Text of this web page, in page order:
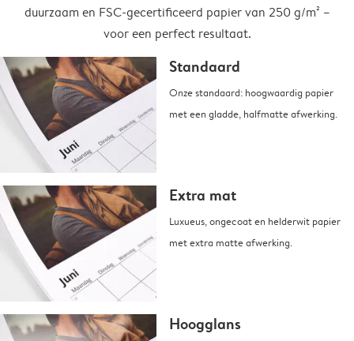
duurzaam en FSC-gecertificeerd papier van 250 g/m² –
voor een perfect resultaat.
Standaard
Onze standaard: hoogwaardig papier
met een gladde, halfmatte afwerking.
Extra mat
Luxueus, ongecoat en helderwit papier
met extra matte afwerking.
Hoogglans